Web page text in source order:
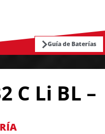
Guía de Baterías
C Li BL –